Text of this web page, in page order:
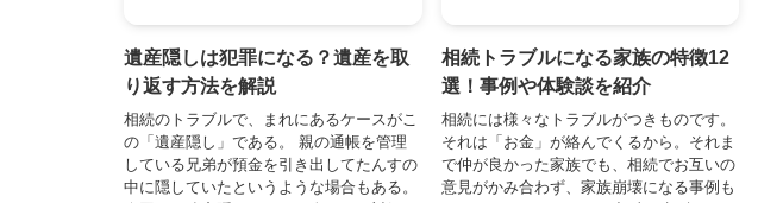
遺産隠しは犯罪になる？遺産を取
り返す方法を解説
相続のトラブルで、まれにあるケースがこ
の「遺産隠し」である。 親の通帳を管理
している兄弟が預金を引き出してたんすの
中に隠していたというような場合もある。
相続トラブルになる家族の特徴12
選！事例や体験談を紹介
相続には様々なトラブルがつきものです。
それは「お金」が絡んでくるから。それま
で仲が良かった家族でも、相続でお互いの
意見がかみ合わず、家族崩壊になる事例も